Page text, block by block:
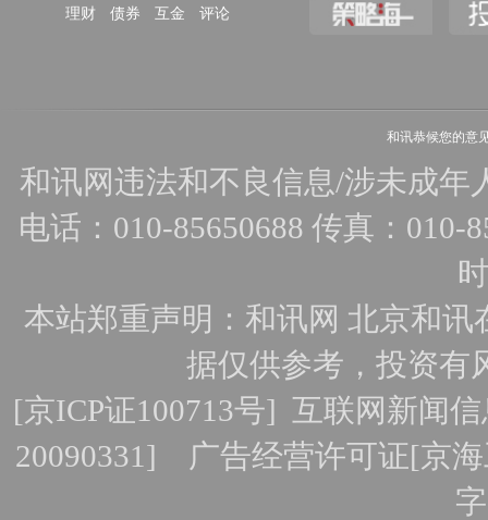
理财
债券 互金 评论
和讯恭候您的意
和讯网违法和不良信息/涉未成年
电话：010-85650688 传真：010-
本站郑重声明：和讯网 北京和
据仅供参考，投资有
[京ICP证100713号]互联网新闻
20090331] 广告经营许可证[京